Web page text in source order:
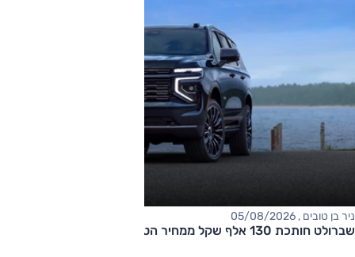
ניר בן טובים , 05/08/2026
שברולט חותכת 130 אלף שקל ממחיר הטאהו